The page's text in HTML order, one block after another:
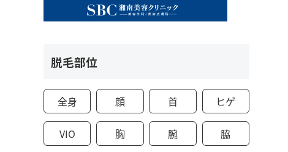
脱毛部位
全身 顔 首 ヒゲ
VIO 胸 腕 脇